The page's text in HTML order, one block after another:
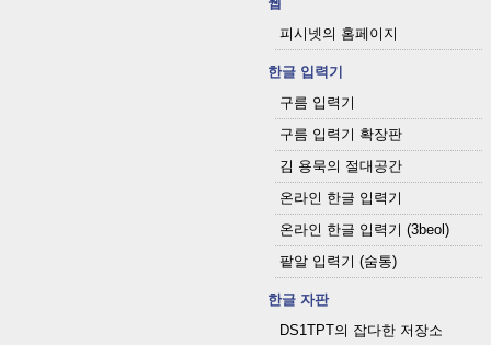
피시넷의 홈페이지
한글 입력기
구름 입력기
구름 입력기 확장판
김 용묵의 절대공간
온라인 한글 입력기
온라인 한글 입력기 (3beol)
팥알 입력기 (숨통)
한글 자판
DS1TPT의 잡다한 저장소